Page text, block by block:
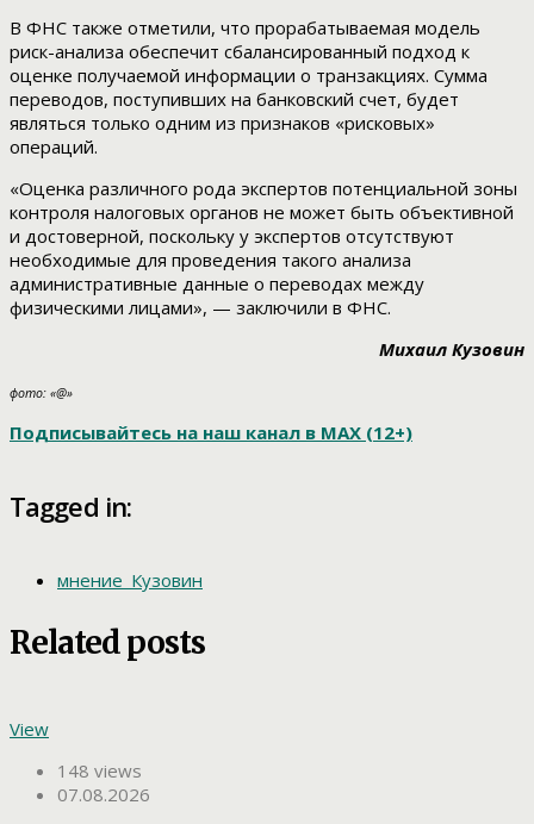
В ФНС также отметили, что прорабатываемая модель
риск-анализа обеспечит сбалансированный подход к
оценке получаемой информации о транзакциях. Сумма
переводов, поступивших на банковский счет, будет
являться только одним из признаков «рисковых»
операций.
«Оценка различного рода экспертов потенциальной зоны
контроля налоговых органов не может быть объективной
и достоверной, поскольку у экспертов отсутствуют
необходимые для проведения такого анализа
административные данные о переводах между
физическими лицами», — заключили в ФНС.
Михаил Кузовин
фото: «@»
Подписывайтесь на наш канал в МАХ (12+)
Tagged in:
мнение_Кузовин
Related posts
View
148 views
07.08.2026